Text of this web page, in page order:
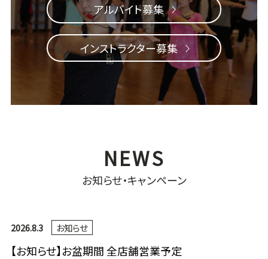
アルバイト募集
インストラクター募集
お知らせ・キャンペーン
【お知らせ】お盆期間 全店舗営業予定
2026.8.3 お知らせ